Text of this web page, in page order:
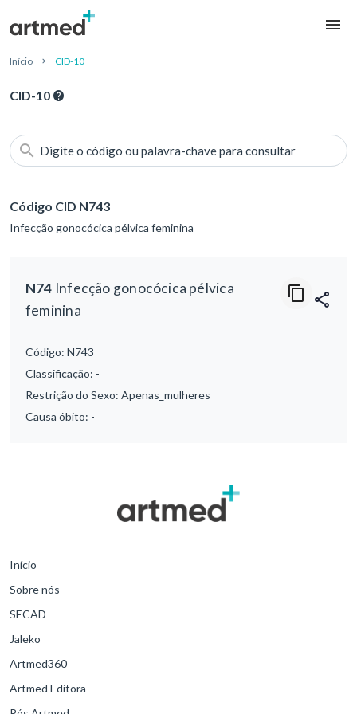
Início CID-10
CID-10
Digite o código ou palavra-chave para consultar
Código CID N743
Infecção gonocócica pélvica feminina
N74 Infecção gonocócica pélvica
feminina
Código: N743
Classificação: -
Restrição do Sexo: Apenas_mulheres
Causa óbito: -
Início
Sobre nós
SECAD
Jaleko
Artmed360
Artmed Editora